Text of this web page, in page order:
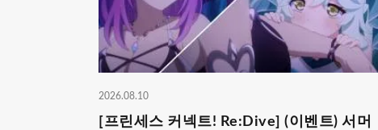
2026.08.10
[프린세스 커넥트! Re:Dive] (이벤트) 서머